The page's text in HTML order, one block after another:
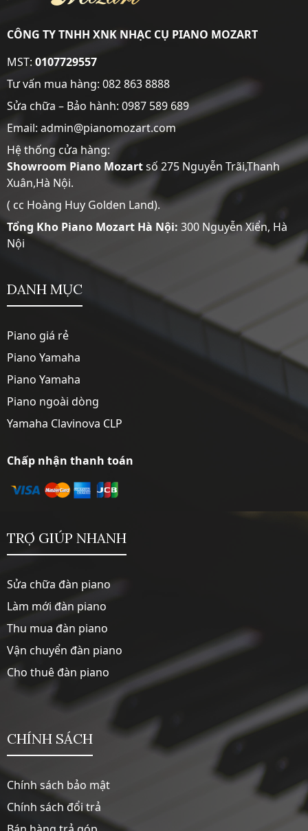
CÔNG TY TNHH XNK NHẠC CỤ PIANO MOZART
MST:0107729557
Tư vấn mua hàng: 082 863 8888
Sửa chữa – Bảo hành: 0987 589 689
Email: admin@pianomozart.com
Hệ thống cửa hàng:
Showroom Piano Mozartsố 275 Nguyễn Trãi,Thanh
Xuân,Hà Nội.
( cc Hoàng Huy Golden Land).
Tổng Kho Piano Mozart Hà Nội: 300 Nguyễn Xiển, Hà
Nội
DANH MỤC
Piano giá rẻ
Piano Yamaha
Piano Yamaha
Piano ngoài dòng
Yamaha Clavinova CLP
Chấp nhận thanh toán
TRỢ GIÚP NHANH
Sửa chữa đàn piano
Làm mới đàn piano
Thu mua đàn piano
Vận chuyển đàn piano
Cho thuê đàn piano
CHÍNH SÁCH
Chính sách bảo mật
Chính sách đổi trả